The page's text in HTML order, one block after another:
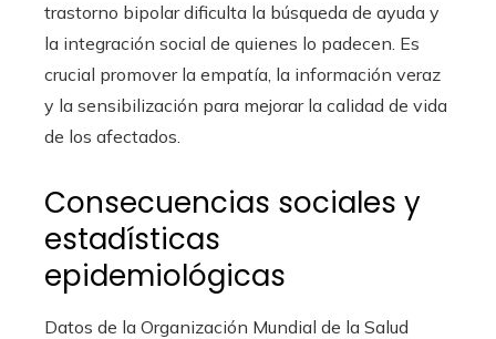
trastorno bipolar dificulta la búsqueda de ayuda y
la integración social de quienes lo padecen. Es
crucial promover la empatía, la información veraz
y la sensibilización para mejorar la calidad de vida
de los afectados.
Consecuencias sociales y
estadísticas
epidemiológicas
Datos de la Organización Mundial de la Salud